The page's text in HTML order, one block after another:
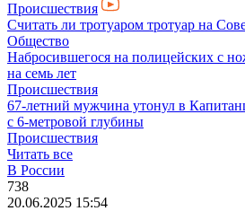
Происшествия
Считать ли тротуаром тротуар на
Общество
Набросившегося на полицейских с
на семь лет
Происшествия
67-летний мужчина утонул в
с 6-метровой глубины
Происшествия
Читать все
В России
738
20.06.2025 15:54